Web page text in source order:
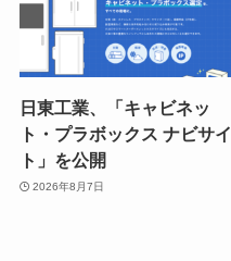
日東工業、「キャビネッ
ト・プラボックス ナビサイ
ト」を公開
2026年8月7日